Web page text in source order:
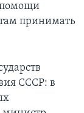
помощи
принимать
СССР: в